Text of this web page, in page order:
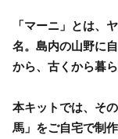
「マーニ」とは、
名。島内の山野に
から、古くから暮
本キットでは、そ
馬」をご自宅で制